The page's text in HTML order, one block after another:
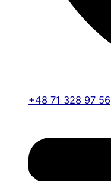
+48 71 328 97 56